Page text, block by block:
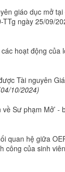
giáo dục mở
ngày 25/09/
hoạt động của
Tài nguyên
10/2024)
về Sư phạm Mở’ -
quan hệ giữa
công của sinh